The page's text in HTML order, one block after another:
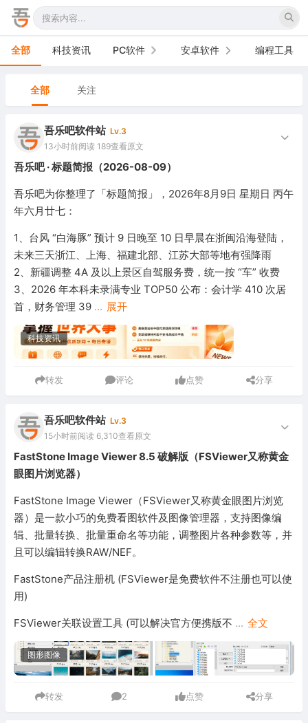
全部 科技资讯 PC软件
办公软件
图形图像
音频视频
游戏娱乐
安全防御
系统下载
系统工具
安卓软件
手机软件
车机软件
编程工具
全部 关注
吾乐吧软件站 Lv.3
13小时前阅读 189查看原文
吾乐吧 · 标题简报（2026-08-09）
吾乐吧为你整理了「标题简报」，2026年8月9日 星期日 丙午
年六月廿七：
1、台风 “白海豚” 预计 9 日晚至 10 日早晨在浙闽沿海登陆，
未来三天浙江、上海、福建北部、江苏大部等地有强降雨
2、新疆调整 4A 及以上景区自驾服务费，统一按 “车” 收费
3、2026 年本科未录满专业 TOP50 公布：会计学 410 次居
首，财务管理 39 ... 展开
科技资讯
转发 评论 点赞 分享
吾乐吧软件站 Lv.3
15小时前阅读 6,310查看原文
FastStone Image Viewer 8.5 破解版（FSViewer又称黄金
眼图片浏览器）
FastStone Image Viewer（FSViewer又称黄金眼图片浏览
器）是一款小巧的免费看图软件及图像管理器，支持图像编
辑、批量转换、批量重命名等功能，调整图片各种参数等，并
且可以编辑转换RAW/NEF。
FastStone产品注册机 (FSViewer是免费软件不注册也可以使
用)
FSViewer关联设置工具 (可以解决官方便携版不 ... 全文
图形图像
转发 2 点赞 分享